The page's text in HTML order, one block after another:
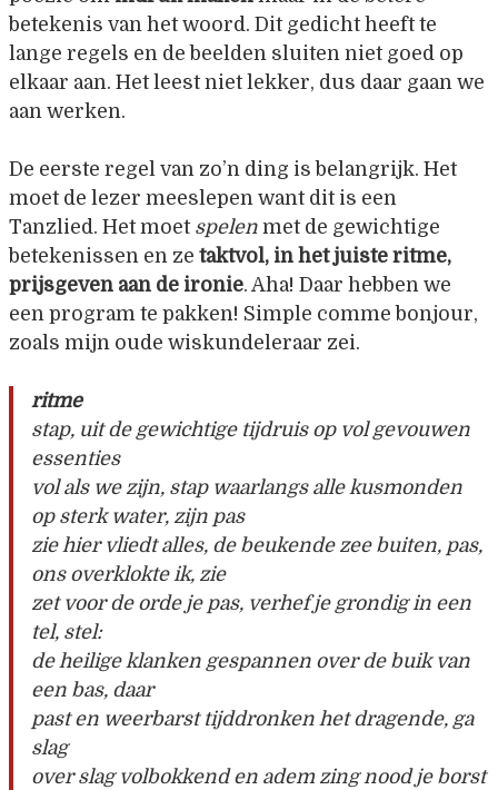
betekenis van het woord. Dit gedicht heeft te
lange regels en de beelden sluiten niet goed op
elkaar aan. Het leest niet lekker, dus daar gaan we
aan werken.
De eerste regel van zo’n ding is belangrijk. Het
moet de lezer meeslepen want dit is een
Tanzlied. Het moet spelen met de gewichtige
betekenissen en ze taktvol, in het juiste ritme,
prijsgeven aan de ironie. Aha! Daar hebben we
een program te pakken! Simple comme bonjour,
zoals mijn oude wiskundeleraar zei.
ritme
stap, uit de gewichtige tijdruis op vol gevouwen
essenties
vol als we zijn, stap waarlangs alle kusmonden
op sterk water, zijn pas
zie hier vliedt alles, de beukende zee buiten, pas,
ons overklokte ik, zie
zet voor de orde je pas, verhef je grondig in een
tel, stel:
de heilige klanken gespannen over de buik van
een bas, daar
past en weerbarst tijddronken het dragende, ga
slag
over slag volbokkend en adem zing nood je borst